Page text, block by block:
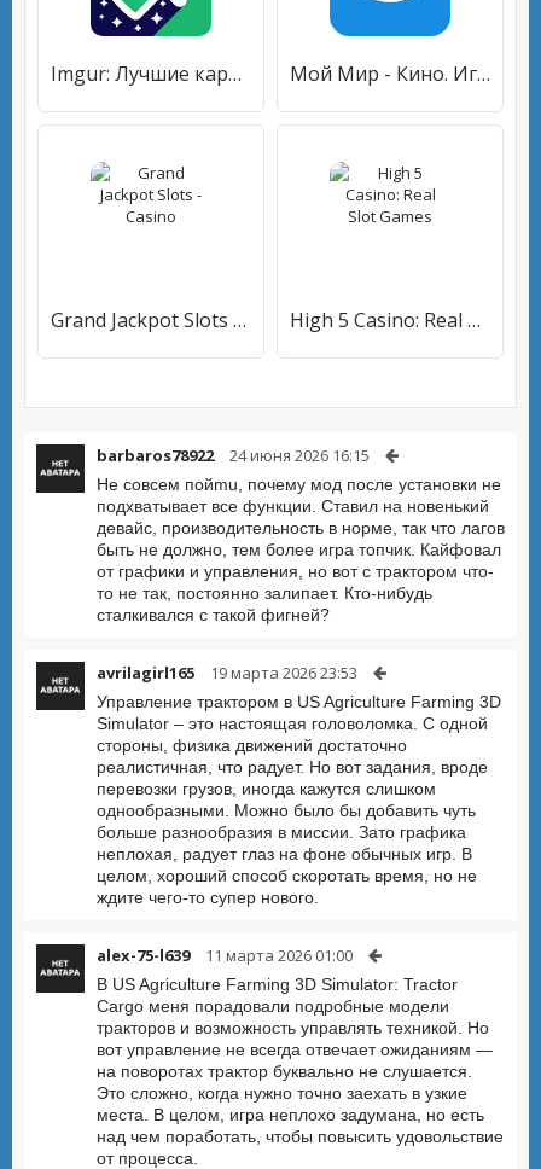
Imgur: Лучшие картинки и гифки Мой Мир - Кино. Игры
Grand Jackpot Slots - Casino High 5 Casino: Real Slot Games
barbaros78922 24 июня 2026 16:15
Не совсем пойmu, почему мод после установки не
подхватывает все функции. Ставил на новенький
девайс, производительность в норме, так что лагов
быть не должно, тем более игра топчик. Кайфовал
от графики и управления, но вот с трактором что-
то не так, постоянно залипает. Кто-нибудь
сталкивался с такой фигней?
avrilagirl165 19 марта 2026 23:53
Управление трактором в US Agriculture Farming 3D
Simulator – это настоящая головоломка. С одной
стороны, физика движений достаточно
реалистичная, что радует. Но вот задания, вроде
перевозки грузов, иногда кажутся слишком
однообразными. Можно было бы добавить чуть
больше разнообразия в миссии. Зато графика
неплохая, радует глаз на фоне обычных игр. В
целом, хороший способ скоротать время, но не
ждите чего-то супер нового.
alex-75-l639 11 марта 2026 01:00
В US Agriculture Farming 3D Simulator: Tractor
Cargo меня порадовали подробные модели
тракторов и возможность управлять техникой. Но
вот управление не всегда отвечает ожиданиям —
на поворотах трактор буквально не слушается.
Это сложно, когда нужно точно заехать в узкие
места. В целом, игра неплохо задумана, но есть
над чем поработать, чтобы повысить удовольствие
от процесса.